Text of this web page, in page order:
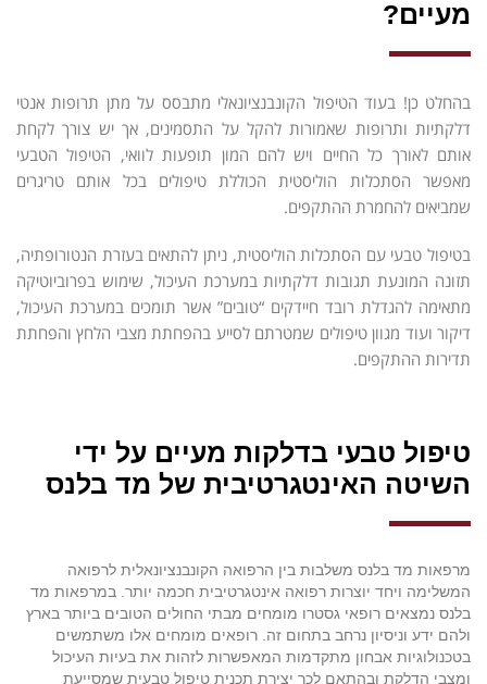
מעיים?
בהחלט כן! בעוד הטיפול הקונבנציונאלי מתבסס על מתן תרופות אנטי
דלקתיות ותרופות שאמורות להקל על התסמינים, אך יש צורך לקחת
אותם לאורך כל החיים ויש להם המון תופעות לוואי, הטיפול הטבעי
מאפשר הסתכלות הוליסטית הכוללת טיפולים בכל אותם טריגרים
שמביאים להחמרת ההתקפים.
בטיפול טבעי עם הסתכלות הוליסטית, ניתן להתאים בעזרת הנטורופתיה,
תזונה המונעת תגובות דלקתיות במערכת העיכול, שימוש בפרוביוטיקה
מתאימה להגדלת רובד חיידקים “טובים” אשר תומכים במערכת העיכול,
דיקור ועוד מגוון טיפולים שמטרתם לסייע בהפחתת מצבי הלחץ והפחתת
תדירות ההתקפים.
טיפול טבעי בדלקות מעיים על ידי
השיטה האינטגרטיבית של מד בלנס
מרפאות מד בלנס משלבות בין הרפואה הקונבנציונאלית לרפואה
המשלימה ויחד יוצרות רפואה אינטגרטיבית חכמה יותר. במרפאות מד
בלנס נמצאים רופאי גסטרו מומחים מבתי החולים הטובים ביותר בארץ
ולהם ידע וניסיון נרחב בתחום זה. רופאים מומחים אלו משתמשים
בטכנולוגיות אבחון מתקדמות המאפשרות לזהות את בעיות העיכול
ומצבי הדלקת ובהתאם לכך יצירת תכנית טיפול טבעית שמסייעת